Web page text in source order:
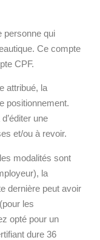
personne qui
Ce compte
CPF.
attribué, la
positionnement.
une
et/ou à revoir.
modalités sont
la
dernière peut avoir
les
opté pour un
dure 36